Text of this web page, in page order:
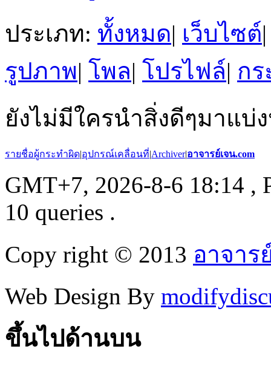
ประเภท: ทั้งหมด| เว็บไซต์|
รูปภาพ| โพล| โปรไฟล์| กร
ยังไม่มีใครนำสิ่งดีๆมาแบ่
รายชื่อผู้กระทำผิด|อุปกรณ์เคลื่อนที่|Archiver|อาจารย์เจน.com
GMT+7, 2026-8-6 18:14 ,
10 queries .
Copy right © 2013 อาจาร
Web Design By
ขึ้นไปด้านบน